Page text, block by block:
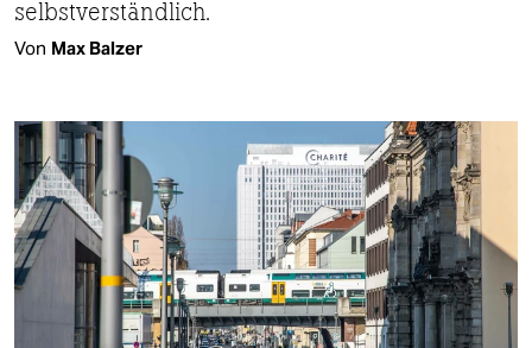
selbstverständlich.
Von Max Balzer